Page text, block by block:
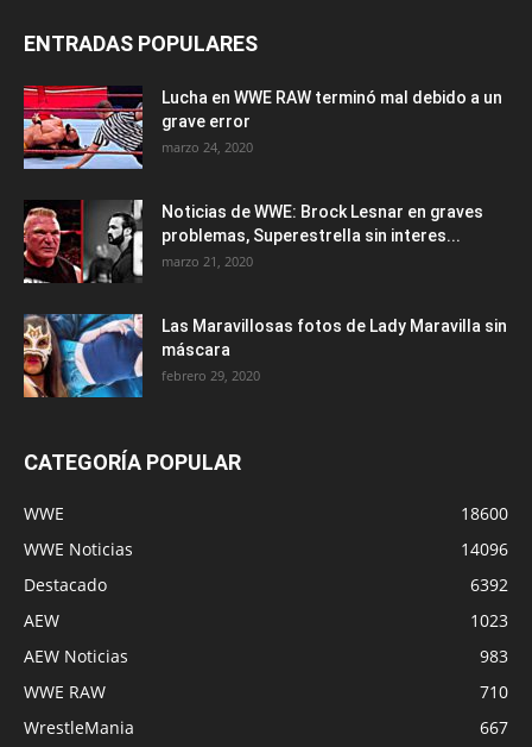
ENTRADAS POPULARES
Lucha en WWE RAW terminó mal debido a un
grave error
marzo 24, 2020
Noticias de WWE: Brock Lesnar en graves
problemas, Superestrella sin interes...
marzo 21, 2020
Las Maravillosas fotos de Lady Maravilla sin
máscara
febrero 29, 2020
CATEGORÍA POPULAR
WWE
18600
WWE Noticias
14096
Destacado
6392
AEW
1023
AEW Noticias
983
WWE RAW
710
WrestleMania
667